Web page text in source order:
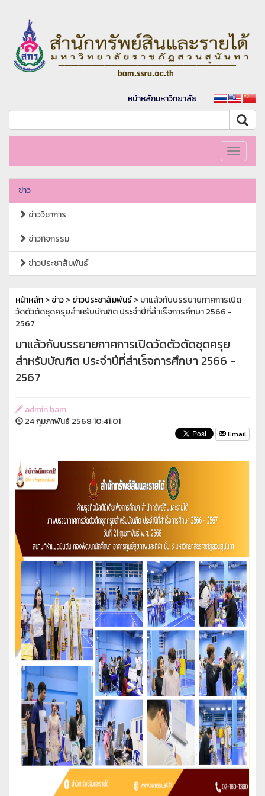
หน้าหลักมหาวิทยาลัย
Toggle
ข่าว
ข่าววิชาการ
ข่าวกิจกรรม
ข่าวประชาสัมพันธ์
หน้าหลัก>ข่าว>ข่าวประชาสัมพันธ์> มาแล้วกับบรรยายกาศการเปิด
วัดตัวตัดชุดครุยสำหรับบัณฑิต ประจำปีที่สำเร็จการศึกษา 2566 -
2567
มาแล้วกับบรรยายกาศการเปิดวัดตัวตัดชุดครุย
สำหรับบัณฑิต ประจำปีที่สำเร็จการศึกษา 2566 -
2567
admin bam
24 กุมภาพันธ์ 2568 10:41:01
Email